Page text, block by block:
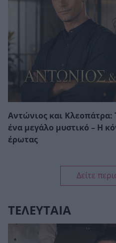
Αντώνιος και Κλεοπάτρα:
ένα μεγάλο μυστικό – Η
έρωτας
Δείτε
ΤΕΛΕΥΤΑΙΑ